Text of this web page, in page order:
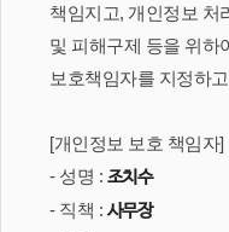
책임지고, 개인정보 처
및 피해구제 등을 위하
보호책임자를 지정하
[개인정보 보호 책임자]
- 성명 : 조치수
- 직책 :사무장